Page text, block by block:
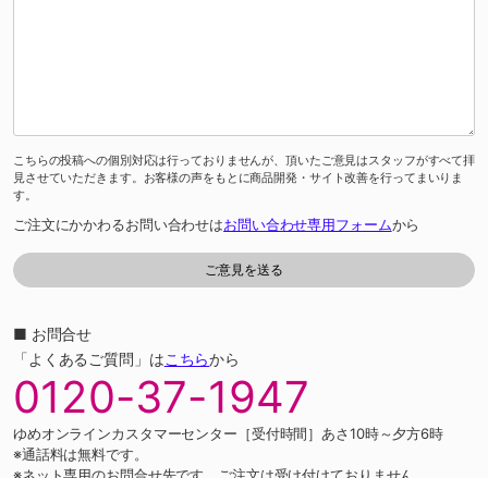
こちらの投稿への個別対応は行っておりませんが、頂いたご意見はスタッフがすべて拝
見させていただきます。お客様の声をもとに商品開発・サイト改善を行ってまいりま
す。
ご注文にかかわるお問い合わせはお問い合わせ専用フォームから
■ お問合せ
「よくあるご質問」はこちらから
0120-37-1947
ゆめオンラインカスタマーセンター［受付時間］あさ10時～夕方6時
※通話料は無料です。